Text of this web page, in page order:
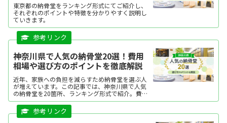
東京都の納骨堂をランキング形式にてご紹介し、
それぞれのポイントや特徴を分かりやすく説明し
ていきます。
神奈川県で人気の納骨堂20選！費用
相場や選び方のポイントを徹底解説
近年、家族への負担を減らすため納骨堂を選ぶ人
が増えています。この記事では、神奈川県で人気
の納骨堂を20箇所、ランキング形式で紹介。費用
相場や選び方のポイントを解説しています。気に
なる納骨堂があれば、資料請求や現地見学が可能
です。